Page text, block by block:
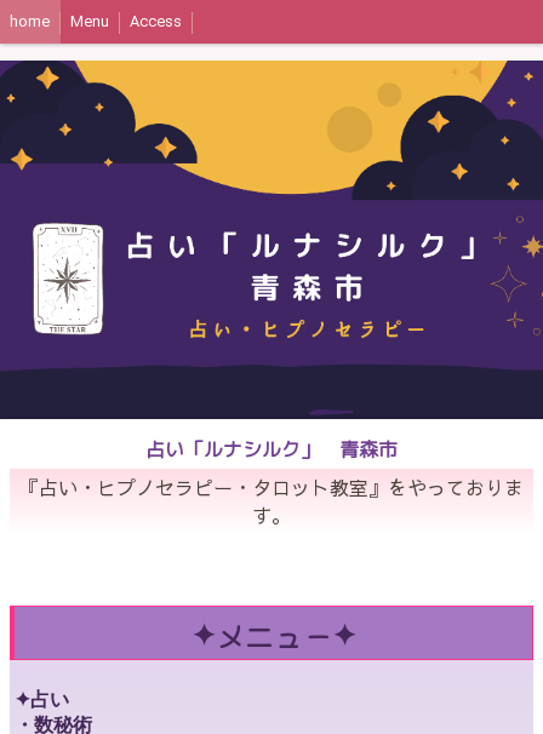
home Menu Access
占い「ルナシルク」 青森市
『占い・ヒプノセラピー・タロット教室』をやっておりま
す。
✦メニュー✦
✦占い
・数秘術